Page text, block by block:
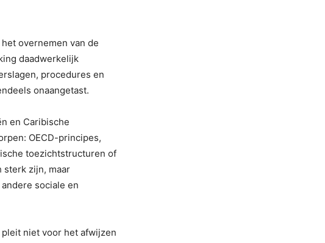
het overnemen van de
daadwerkelijk
procedures en
onaangetast.
en Caribische
OECD-principes,
toezichtstructuren of
sterk zijn, maar
sociale en
niet voor het afwijzen